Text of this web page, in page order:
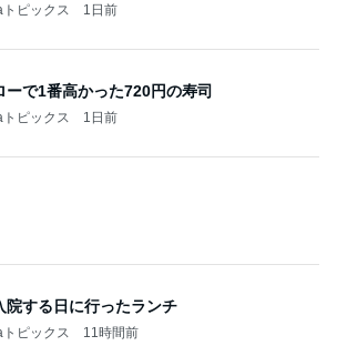
ピックス 1日前
ーで1番高かった720円の寿司
ピックス 1日前
院する日に行ったランチ
ピックス 11時間前